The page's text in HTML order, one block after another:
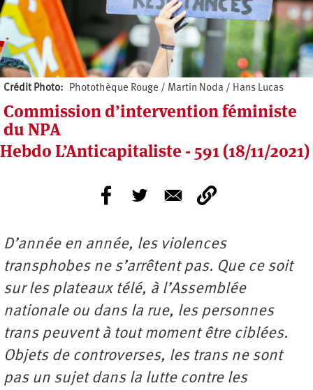
Crédit Photo Photothèque Rouge / Martin Noda / Hans Lucas
Commission d’intervention féministe
du NPA
Hebdo L’Anticapitaliste - 591 (18/11/2021)
D’année en année, les violences
transphobes ne s’arrêtent pas. Que ce soit
sur les plateaux télé, à l’Assemblée
nationale ou dans la rue, les personnes
trans peuvent à tout moment être ciblées.
Objets de controverses, les trans ne sont
pas un sujet dans la lutte contre les